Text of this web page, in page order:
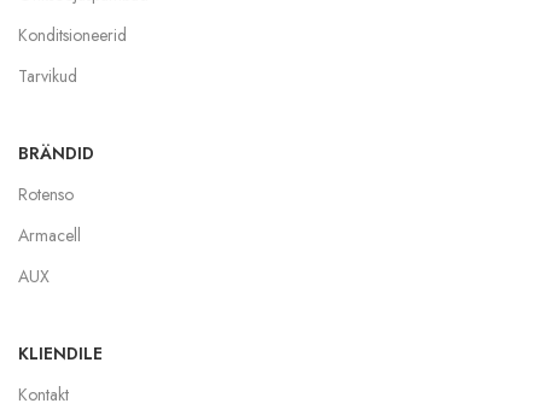
Konditsioneerid
Tarvikud
BRÄNDID
Rotenso
Armacell
AUX
KLIENDILE
Kontakt